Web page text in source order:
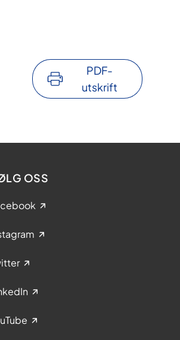
PDF-
utskrift
OSS